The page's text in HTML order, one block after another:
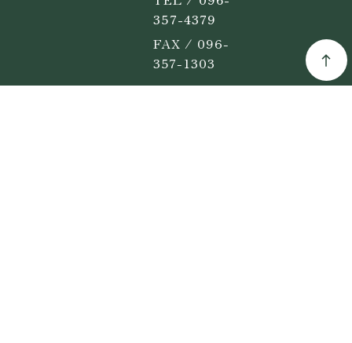
357-4379
FAX / 096-
357-1303